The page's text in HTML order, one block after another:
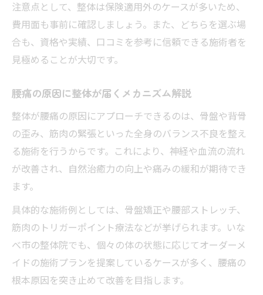
注意点として、整体は保険適用外のケースが多いため、
費用面も事前に確認しましょう。また、どちらを選ぶ場
合も、資格や実績、口コミを参考に信頼できる施術者を
見極めることが大切です。
腰痛の原因に整体が届くメカニズム解説
整体が腰痛の原因にアプローチできるのは、骨盤や背骨
の歪み、筋肉の緊張といった全身のバランス不良を整え
る施術を行うからです。これにより、神経や血流の流れ
が改善され、自然治癒力の向上や痛みの緩和が期待でき
ます。
具体的な施術例としては、骨盤矯正や腰部ストレッチ、
筋肉のトリガーポイント療法などが挙げられます。いな
べ市の整体院でも、個々の体の状態に応じてオーダーメ
イドの施術プランを提案しているケースが多く、腰痛の
根本原因を突き止めて改善を目指します。